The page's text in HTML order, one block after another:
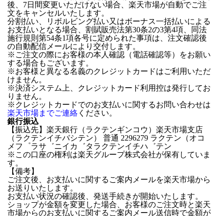
後、7日間変更いただけない場合、楽天市場が自動でご注
文をキャンセルいたします。
分割払い、リボルビング払い又はボーナス一括払いによる
お支払いとなる場合、割賦販売法第30条2の3第4項、同法
施行規則第54条1項各号に定められた事項は、注文確認後
の自動配信メールにより交付します。
※ご注文の際にお客様の本人確認（電話確認等）をお願い
する場合もございます。
※お客様と異なる名義のクレジットカードはご利用いただ
けません。
※決済システム上、クレジットカード利用控は発行してお
りません。
※クレジットカードでのお支払いに関するお問い合わせは
楽天市場までご連絡 ください。
銀行振込
【振込先】楽天銀行（ラクテンギンコウ）楽天市場支店
（ラクテンイチバシテン） 普通 2296279 ラクテン（オコ
メフ゜ラサ゛ニイカ゛タラクテンイチハ゛テン
※この口座の権利は楽天グループ株式会社が保有していま
す。
【備考】
ご注文後、お支払いに関するご案内メールを楽天市場から
お送りいたします。
お支払い状況の確認後、発送手続きが開始いたします。
ショップが金額を変更した場合、お客様のご注文時と楽天
市場からのお支払いに関するご案内メール送信時で金額が